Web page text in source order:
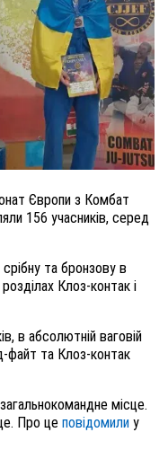
Європи з Комбат
156 учасників, серед
та бронзову в
Клоз-контак і
в абсолютній ваговій
файт та Клоз-контак
місце.
Про це повідомили у